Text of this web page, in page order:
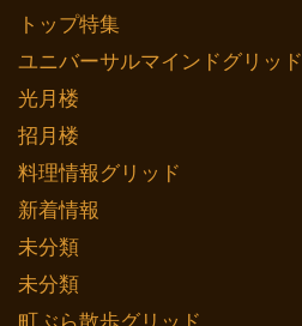
トップ特集
ユニバーサルマインドグリッド
光月楼
招月楼
料理情報グリッド
新着情報
未分類
未分類
町ぶら散歩グリッド